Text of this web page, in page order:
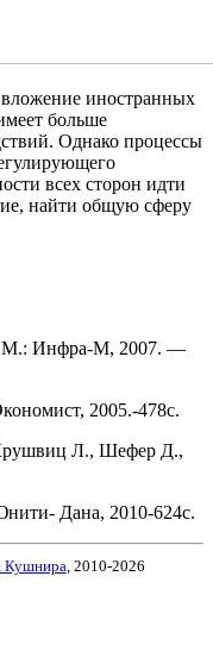
иностранных
больше
Однако процессы
всех сторон идти
найти общую сферу
М.: Инфра-М, 2007. —
2005.-478с.
Л., Шефер Д.,
Дана, 2010-624с.
Кушнира , 2010-2026